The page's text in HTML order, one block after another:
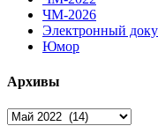
ЧМ-2026
Электронный
Юмор
Архивы
Архивы